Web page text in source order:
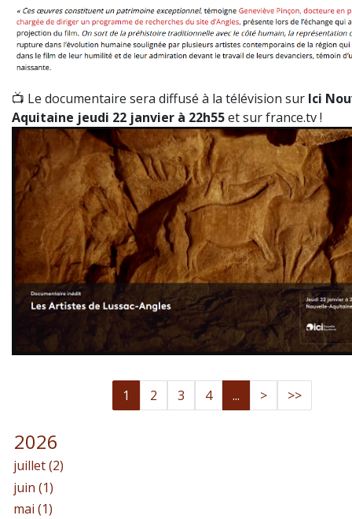
📺 Le documentaire sera diffusé à la télévision sur Ici
Aquitaine jeudi 22 janvier à 22h55et sur france.tv !
1 2 3 4 ... > >>
2026
juillet (2)
juin (1)
mai (1)